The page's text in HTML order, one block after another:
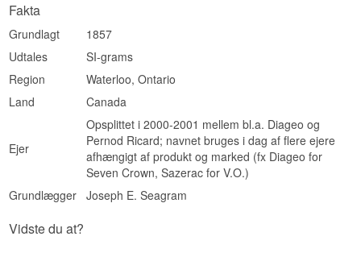
Fakta
Grundlagt
1857
Udtales
SI-grams
Region
Waterloo, Ontario
Land
Canada
Ejer
Opsplittet i 2000-2001 mellem bl.a. Diageo og
Pernod Ricard; navnet bruges i dag af flere ejere
afhængigt af produkt og marked (fx Diageo for
Seven Crown, Sazerac for V.O.)
Grundlægger
Joseph E. Seagram
Vidste du at?